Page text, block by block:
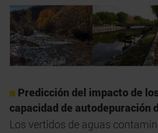
Predicción del impacto de
capacidad de autodepuración
​​​​​​Los vertidos de aguas